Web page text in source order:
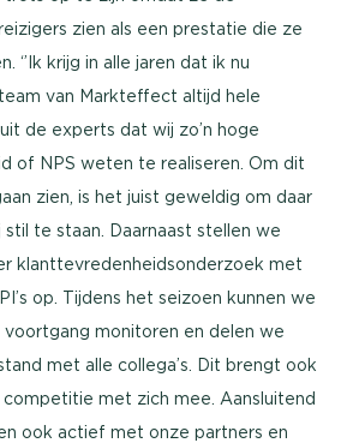
zien als een prestatie die ze
‘’Ik krijg in alle jaren dat ik nu
van Markteffect altijd hele
de experts dat wij zo’n hoge
of NPS weten te realiseren. Om dit
zien, is het juist geweldig om daar
te staan. Daarnaast stellen we
klanttevredenheidsonderzoek met
op. Tijdens het seizoen kunnen we
monitoren en delen we
met alle collega’s. Dit brengt ook
met zich mee. Aansluitend
ook actief met onze partners en